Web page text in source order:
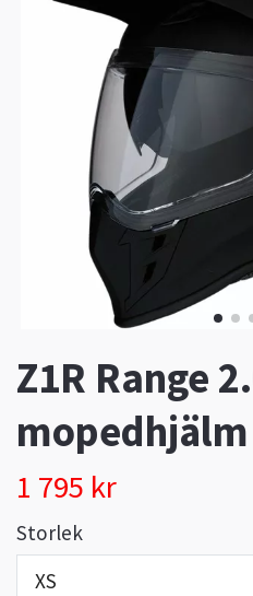
Z1R Range
1 795 kr
Storlek
XS